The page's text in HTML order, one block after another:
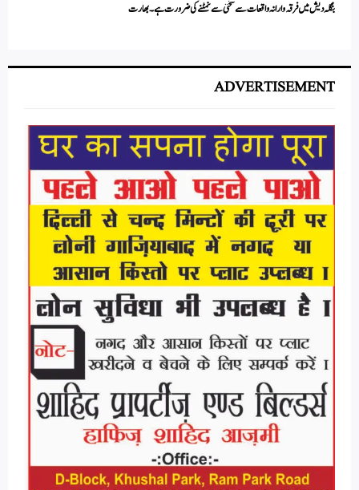
بنگلہ دیش میں فرقہ وارانہ واقعات سے سختی سے نمٹنے کی ضرورت ہے۔ بھارت
ADVERTISEMENT